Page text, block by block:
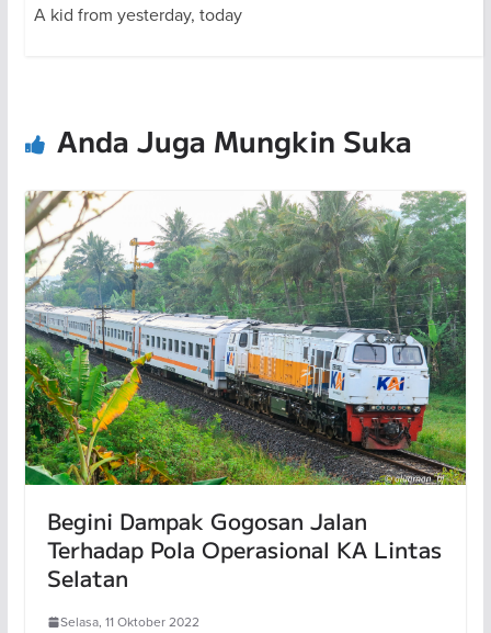
A kid from yesterday, today
Anda Juga Mungkin Suka
Begini Dampak Gogosan Jalan
Terhadap Pola Operasional KA Lintas
Selatan
Selasa, 11 Oktober 2022